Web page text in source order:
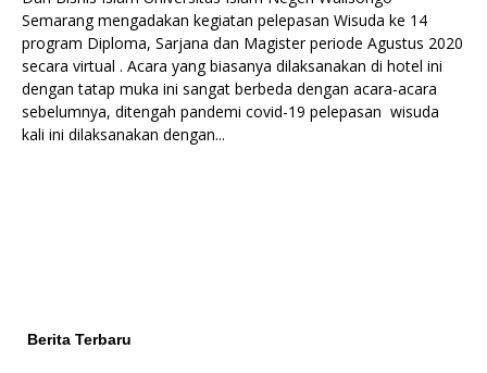
Semarang mengadakan kegiatan pelepasan Wisuda ke 14
program Diploma, Sarjana dan Magister periode Agustus 2020
secara virtual . Acara yang biasanya dilaksanakan di hotel ini
dengan tatap muka ini sangat berbeda dengan acara-acara
sebelumnya, ditengah pandemi covid-19 pelepasan wisuda
kali ini dilaksanakan dengan...
Berita Terbaru